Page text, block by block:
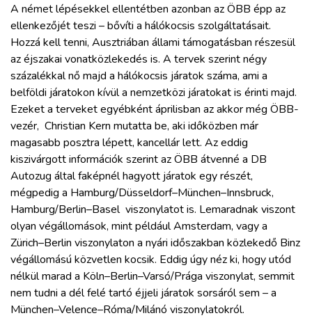
A német lépésekkel ellentétben azonban az ÖBB épp az
ellenkezőjét teszi – bővíti a hálókocsis szolgáltatásait.
Hozzá kell tenni, Ausztriában állami támogatásban részesül
az éjszakai vonatközlekedés is. A tervek szerint négy
százalékkal nő majd a hálókocsis járatok száma, ami a
belföldi járatokon kívül a nemzetközi járatokat is érinti majd.
Ezeket a terveket egyébként áprilisban az akkor még ÖBB-
vezér, Christian Kern mutatta be, aki időközben már
magasabb posztra lépett, kancellár lett. Az eddig
kiszivárgott információk szerint az ÖBB átvenné a DB
Autozug által faképnél hagyott járatok egy részét,
mégpedig a Hamburg/Düsseldorf–München–Innsbruck,
Hamburg/Berlin–Basel viszonylatot is. Lemaradnak viszont
olyan végállomások, mint például Amsterdam, vagy a
Zürich–Berlin viszonylaton a nyári időszakban közlekedő Binz
végállomású közvetlen kocsik. Eddig úgy néz ki, hogy utód
nélkül marad a Köln–Berlin–Varsó/Prága viszonylat, semmit
nem tudni a dél felé tartó éjjeli járatok sorsáról sem – a
München–Velence–Róma/Milánó viszonylatokról.